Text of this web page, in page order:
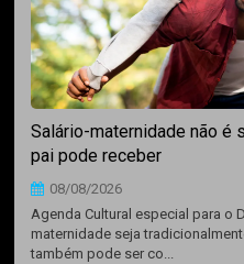
Salário-maternidade não é
pai pode receber
08/08/2026
Agenda Cultural especial para o
maternidade seja
também pode ser co...